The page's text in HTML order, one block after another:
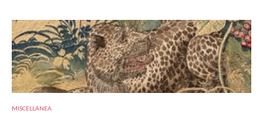
MISCELLANEA